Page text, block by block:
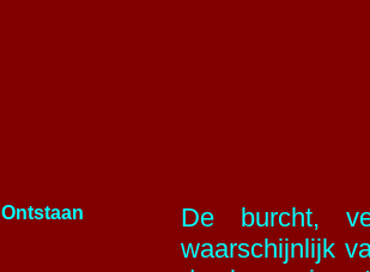
Ontstaan
De burcht,
waarschijnlijk